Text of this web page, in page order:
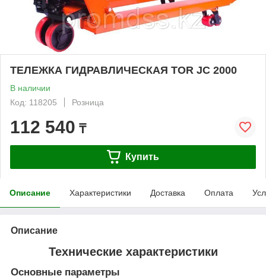
ТЕЛЕЖКА ГИДРАВЛИЧЕСКАЯ TOR JC 2000
В наличии
Код: 118205
Розница
112 540 ₸
Купить
Описание Характеристики Доставка Оплата
Описание
Технические характеристики
Основные параметры